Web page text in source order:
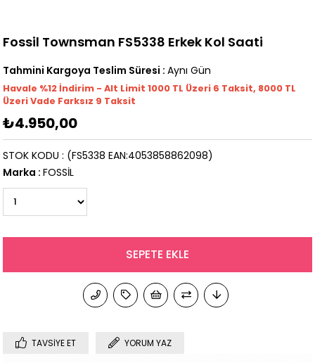
Fossil Townsman FS5338 Erkek Kol Saati
Tahmini Kargoya Teslim Süresi : Aynı Gün
Havale %12 İndirim - Alt Limit 1000 TL Üzeri 6 Taksit, 8000 TL
Üzeri Vade Farksız 9 Taksit
₺4.950,00
(FS5338 EAN:4053858862098)
STOK KODU
Marka : FOSSİL
TAVSIYE ET YORUM YAZ